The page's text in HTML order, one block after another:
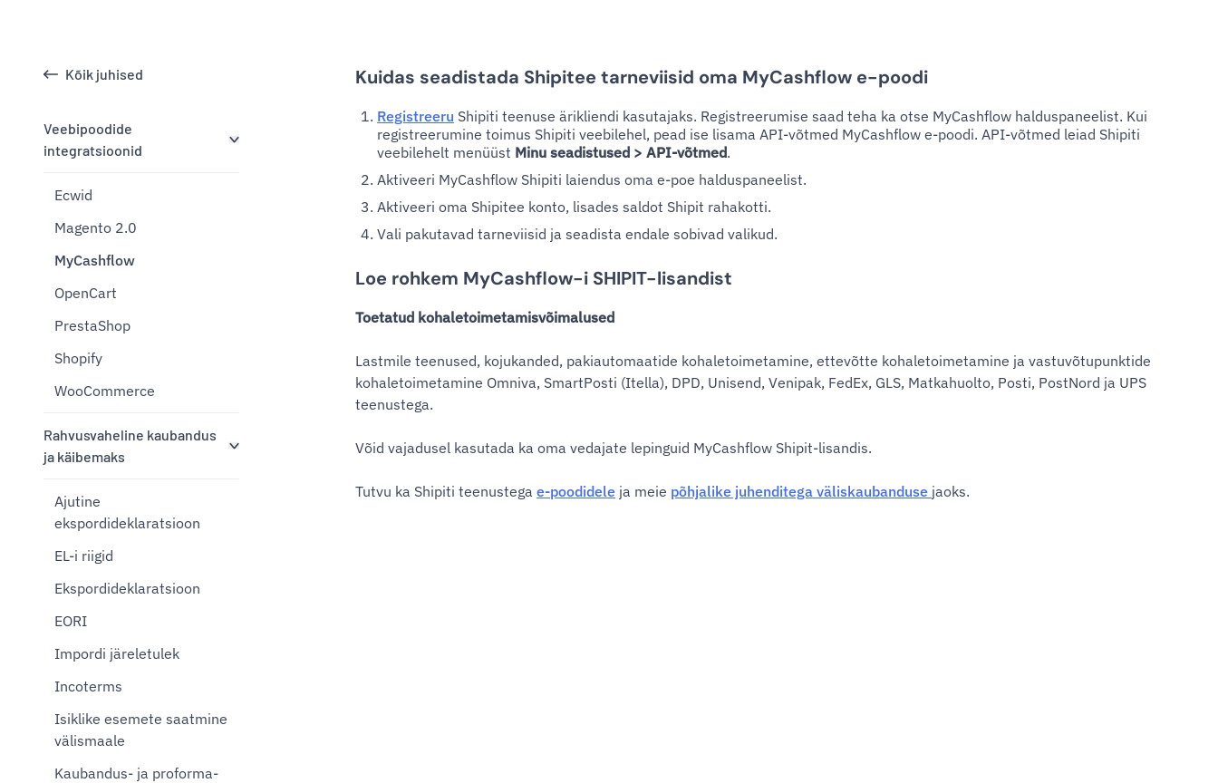
Kõik juhised
Veebipoodide
integratsioonid
Ecwid
Magento 2.0
MyCashflow
OpenCart
PrestaShop
Shopify
WooCommerce
Rahvusvaheline kaubandus
ja käibemaks
Ajutine
ekspordideklaratsioon
EL-i riigid
Ekspordideklaratsioon
EORI
Impordi järeletulek
Incoterms
Isiklike esemete saatmine
välismaale
Kaubandus- ja proforma-
Kuidas seadistada Shipitee tarneviisid oma MyCashflow e-poodi
Registreeru Shipiti teenuse ärikliendi kasutajaks. Registreerumise saad teha ka otse MyCashflow halduspaneelist. Kui
registreerumine toimus Shipiti veebilehel, pead ise lisama API-võtmed MyCashflow e-poodi. API-võtmed leiad Shipiti
veebilehelt menüüst Minu seadistused > API-võtmed.
Aktiveeri MyCashflow Shipiti laiendus oma e-poe halduspaneelist.
Aktiveeri oma Shipitee konto, lisades saldot Shipit rahakotti.
Vali pakutavad tarneviisid ja seadista endale sobivad valikud.
Loe rohkem MyCashflow-i SHIPIT-lisandist
Toetatud kohaletoimetamisvõimalused
Lastmile teenused, kojukanded, pakiautomaatide kohaletoimetamine, ettevõtte kohaletoimetamine ja vastuvõtupunktide
kohaletoimetamine Omniva, SmartPosti (Itella), DPD, Unisend, Venipak, FedEx, GLS, Matkahuolto, Posti, PostNord ja UPS
teenustega.
Võid vajadusel kasutada ka oma vedajate lepinguid MyCashflow Shipit-lisandis.
Tutvu ka Shipiti teenustega e-poodidele ja meie põhjalike juhenditega väliskaubanduse jaoks.